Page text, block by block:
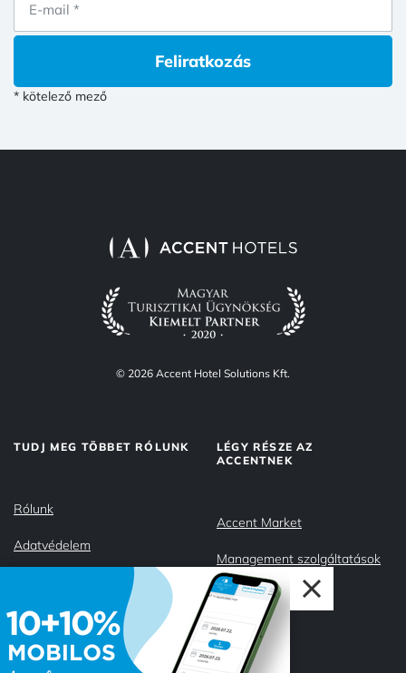
Feliratkozás
* kötelező mező
© 2026 Accent Hotel Solutions Kft.
TUDJ MEG TÖBBET RÓLUNK
Rólunk
Adatvédelem
Miért az Accent?
LÉGY RÉSZE AZ
ACCENTNEK
Accent Market
Management szolgáltatások
Csapatunk
Karrier